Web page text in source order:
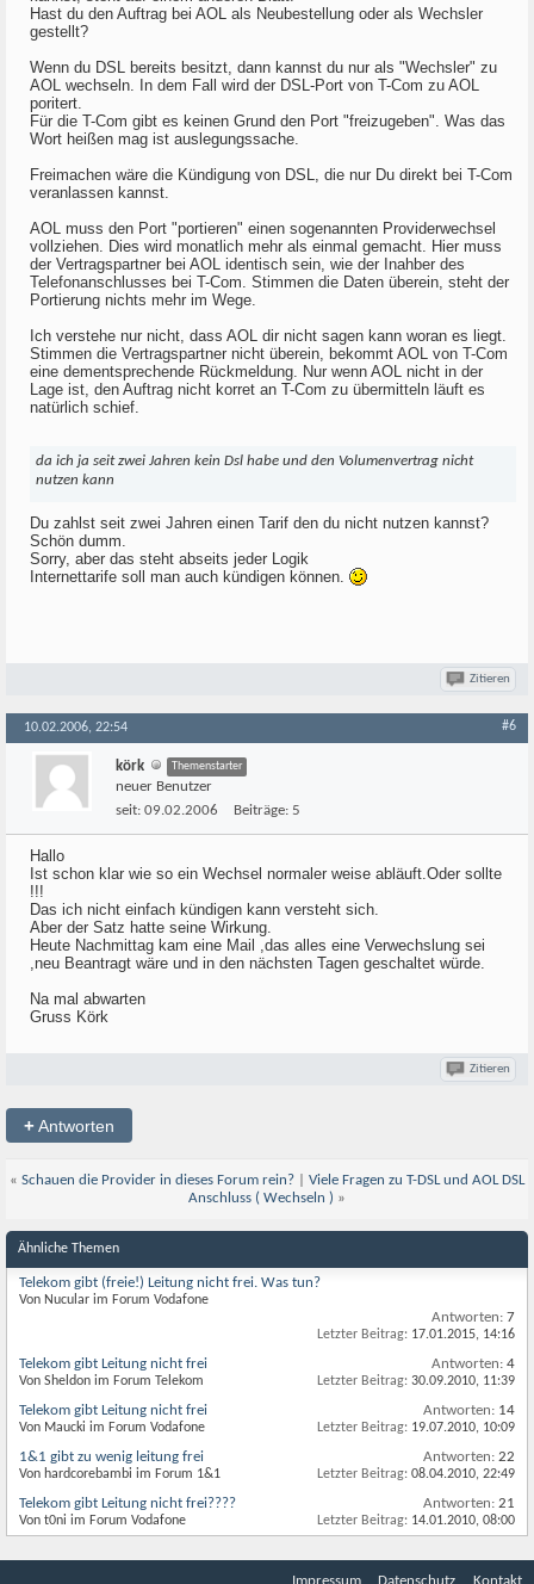
Hast du den Auftrag bei AOL als Neubestellung oder als Wechsler
gestellt?
Wenn du DSL bereits besitzt, dann kannst du nur als "Wechsler" zu
AOL wechseln. In dem Fall wird der DSL-Port von T-Com zu AOL
poritert.
Für die T-Com gibt es keinen Grund den Port "freizugeben". Was das
Wort heißen mag ist auslegungssache.
Freimachen wäre die Kündigung von DSL, die nur Du direkt bei T-Com
veranlassen kannst.
AOL muss den Port "portieren" einen sogenannten Providerwechsel
vollziehen. Dies wird monatlich mehr als einmal gemacht. Hier muss
der Vertragspartner bei AOL identisch sein, wie der Inahber des
Telefonanschlusses bei T-Com. Stimmen die Daten überein, steht der
Portierung nichts mehr im Wege.
Ich verstehe nur nicht, dass AOL dir nicht sagen kann woran es liegt.
Stimmen die Vertragspartner nicht überein, bekommt AOL von T-Com
eine dementsprechende Rückmeldung. Nur wenn AOL nicht in der
Lage ist, den Auftrag nicht korret an T-Com zu übermitteln läuft es
natürlich schief.
da ich ja seit zwei Jahren kein Dsl habe und den Volumenvertrag nicht
nutzen kann
Du zahlst seit zwei Jahren einen Tarif den du nicht nutzen kannst?
Schön dumm.
Sorry, aber das steht abseits jeder Logik
Internettarife soll man auch kündigen können.
Zitieren
10.02.2006, 22:54 #6
körk Themenstarter
neuer Benutzer
seit: 09.02.2006 Beiträge: 5
Hallo
Ist schon klar wie so ein Wechsel normaler weise abläuft.Oder sollte
!!!
Das ich nicht einfach kündigen kann versteht sich.
Aber der Satz hatte seine Wirkung.
Heute Nachmittag kam eine Mail ,das alles eine Verwechslung sei
,neu Beantragt wäre und in den nächsten Tagen geschaltet würde.
Na mal abwarten
Gruss Körk
Zitieren
+Antworten
« Schauen die Provider in dieses Forum rein?
Viele Fragen zu T-DSL und AOL DSL
Anschluss ( Wechseln ) »
Ähnliche Themen
Telekom gibt (freie!) Leitung nicht frei. Was tun?
Von Nucular im Forum Vodafone
Antworten: 7
Letzter Beitrag: 17.01.2015, 14:16
Telekom gibt Leitung nicht frei
Von Sheldon im Forum Telekom
Antworten: 4
Letzter Beitrag: 30.09.2010, 11:39
Telekom gibt Leitung nicht frei
Von Maucki im Forum Vodafone
Antworten: 14
Letzter Beitrag: 19.07.2010, 10:09
1&1 gibt zu wenig leitung frei
Von hardcorebambi im Forum 1&1
Antworten: 22
Letzter Beitrag: 08.04.2010, 22:49
Telekom gibt Leitung nicht frei????
Von t0ni im Forum Vodafone
Antworten: 21
Letzter Beitrag: 14.01.2010, 08:00